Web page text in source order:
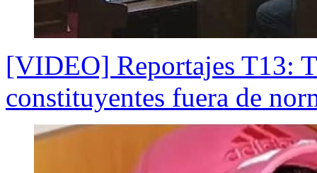
[VIDEO] Reportajes T13:
constituyentes fuera de